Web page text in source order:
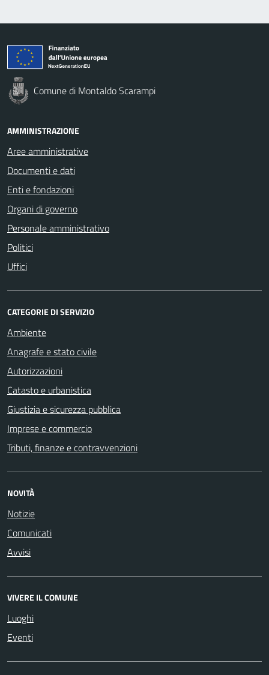
Comune di Montaldo Scarampi
AMMINISTRAZIONE
Aree amministrative
Documenti e dati
Enti e fondazioni
Organi di governo
Personale amministrativo
Politici
Uffici
CATEGORIE DI SERVIZIO
Ambiente
Anagrafe e stato civile
Autorizzazioni
Catasto e urbanistica
Giustizia e sicurezza pubblica
Imprese e commercio
Tributi, finanze e contravvenzioni
NOVITÀ
Notizie
Comunicati
Avvisi
VIVERE IL COMUNE
Luoghi
Eventi